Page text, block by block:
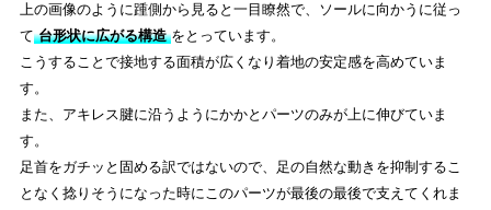
上の画像のように踵側から見ると一目瞭然で、ソールに向かうに従っ
て台形状に広がる構造をとっています。
こうすることで接地する面積が広くなり着地の安定感を高めていま
す。
また、アキレス腱に沿うようにかかとパーツのみが上に伸びていま
す。
足首をガチッと固める訳ではないので、足の自然な動きを抑制するこ
となく捻りそうになった時にこのパーツが最後の最後で支えてくれま